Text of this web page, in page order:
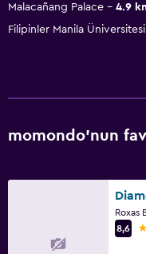
Malacañang Palace
4.9
Filipinler Manila Üniversitesi
momondo'nun
8,6